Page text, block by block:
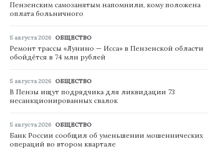
Пензенским самозанятым напомнили, кому положена
оплата больничного
5 августа 2026 ОБЩЕСТВО
Ремонт трассы «Лунино — Исса» в Пензенской области
обойдётся в 74 млн рублей
5 августа 2026 ОБЩЕСТВО
В Пензы ищут подрядчика для ликвидации 73
несанкционированных свалок
5 августа 2026 ОБЩЕСТВО
Банк России сообщил об уменьшении мошеннических
операций во втором квартале